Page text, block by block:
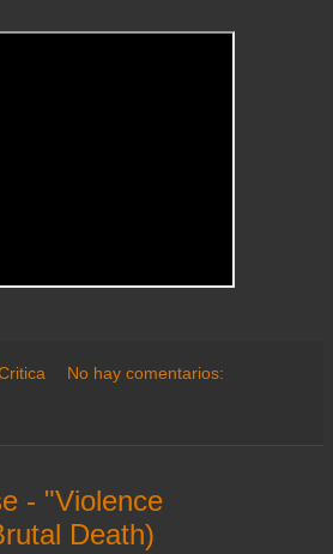
No hay comentarios:
- "Violence
Death)